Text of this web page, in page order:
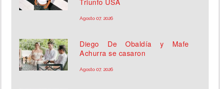
Agosto 07, 2026
Diego De Obaldía y Mafe
Achurra se casaron
Agosto 07, 2026